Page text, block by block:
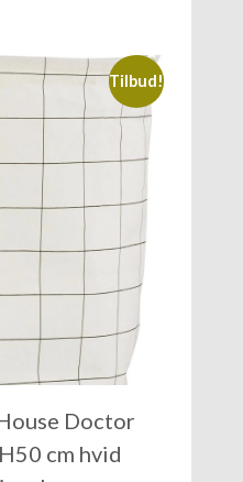
Tilbud!
Doctor
cm hvid